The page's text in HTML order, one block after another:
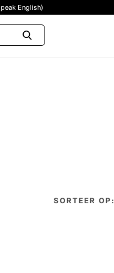
English)
SORTEER OP: